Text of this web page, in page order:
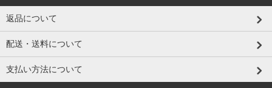
返品について
配送・送料について
支払い方法について